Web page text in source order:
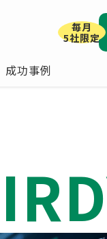
成功事例
毎月
5社限定